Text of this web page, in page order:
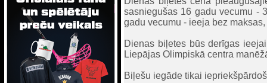
sasniegušas 16 gadu vecumu -
gadu vecumu - ieeja bez
Dienas biļetes būs derīgas
Liepājas Olimpiskā centra
Biļešu iegāde tikai